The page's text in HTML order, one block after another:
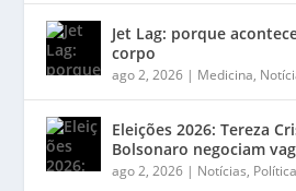
Jet Lag: porque
corpo
ago 2, 2026 | Medicina,
Eleições 2026: Tereza
Bolsonaro negociam
ago 2, 2026 | Notícias, Política